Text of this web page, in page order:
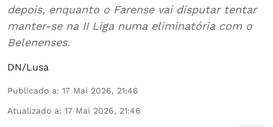
depois, enquanto o Farense vai disputar tentar
manter-se na II Liga numa eliminatória com o
Belenenses.
DN/Lusa
Publicado a: 17 Mai 2026, 21:46
Atualizado a: 17 Mai 2026, 21:46